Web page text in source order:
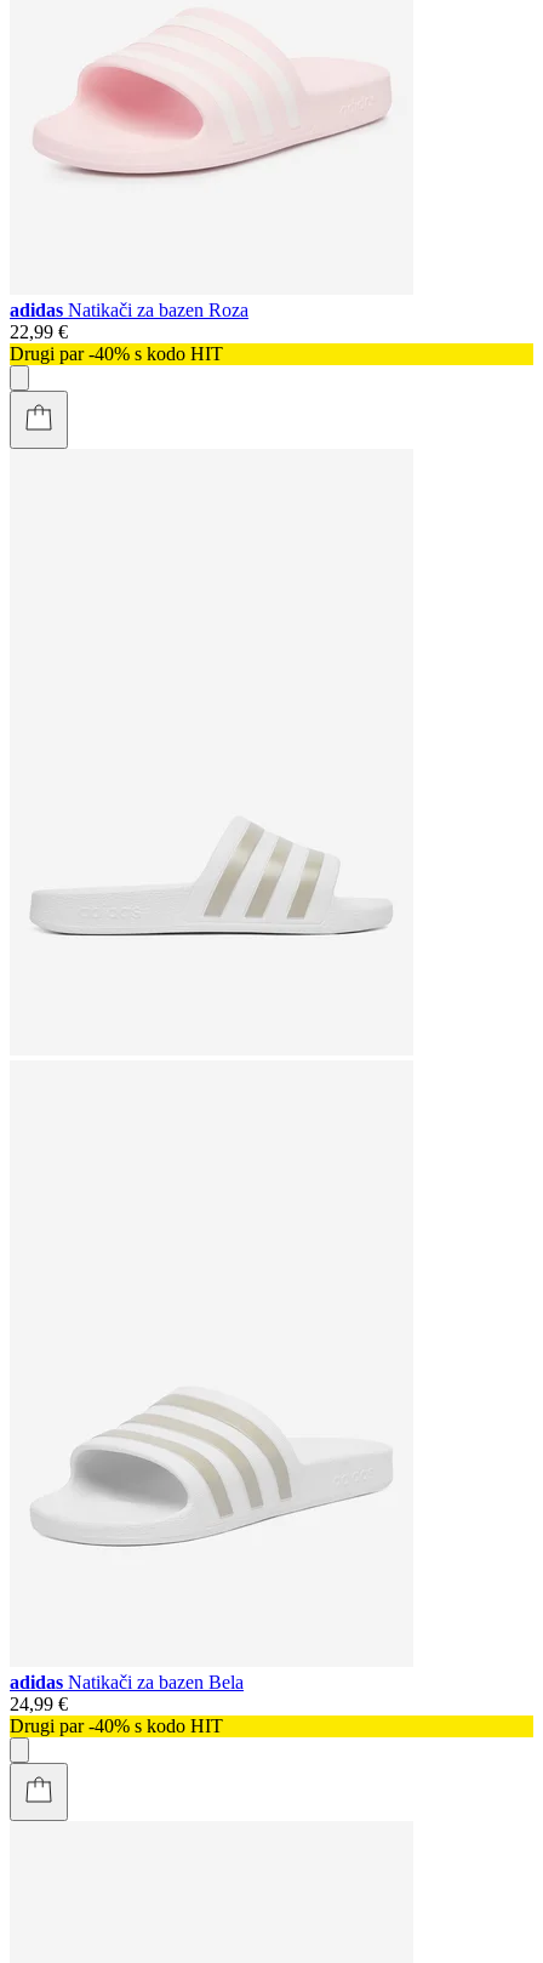
adidas Natikači za bazen Roza
22,99 €
Drugi par -40% s kodo HIT
adidas Natikači za bazen Bela
24,99 €
Drugi par -40% s kodo HIT